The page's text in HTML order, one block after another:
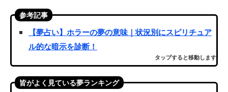
参考記事
【夢占い】ホラーの夢の意味｜状況別にスピリチュア
ル的な暗示を診断！
タップすると移動します
皆がよく見ている夢ランキング